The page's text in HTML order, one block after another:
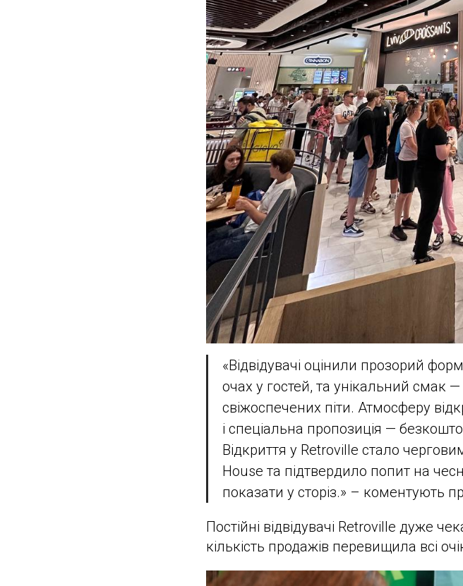
«Відвідувачі оцінили прозорий
очах у гостей, та унікальний смак
свіжоспечених піти. Атмосферу
і спеціальна пропозиція —
Відкриття у Retroville стало
House та підтвердило попит на
показати у сторіз.» – коментують
Постійні відвідувачі Retroville дуже
кількість продажів перевищила всі